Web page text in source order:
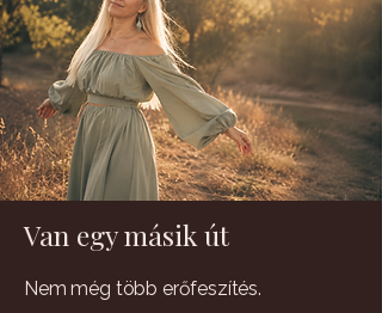
Van egy másik út
Nem még több erőfeszítés.